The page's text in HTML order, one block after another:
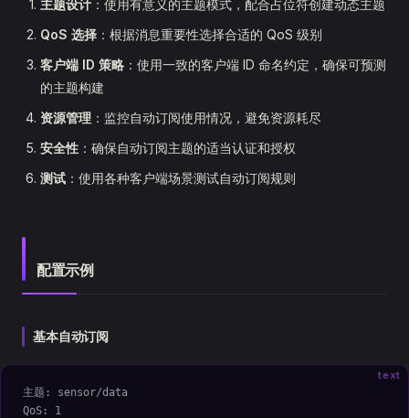
主题设计 ：使用有意义的主题模式，配合占位符创建动态主题
QoS 选择 ：根据消息重要性选择合适的 QoS 级别
客户端 ID 策略 ：使用一致的客户端 ID 命名约定，确保可预测
的主题构建
资源管理 ：监控自动订阅使用情况，避免资源耗尽
安全性 ：确保自动订阅主题的适当认证和授权
测试 ：使用各种客户端场景测试自动订阅规则
配置示例
基本自动订阅
text
主题: sensor/data
QoS: 1